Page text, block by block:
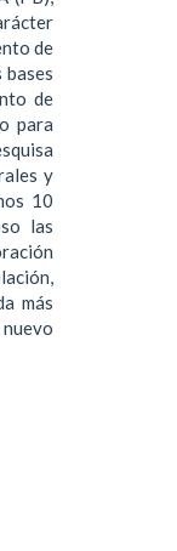
de
de
para
y
10
las
más